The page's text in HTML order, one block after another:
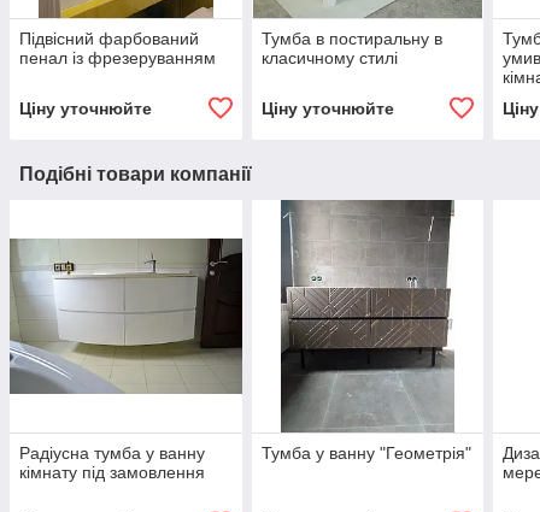
Підвісний фарбований
пенал із фрезеруванням
Ціну уточнюйте
Тумба в постиральну в
класичному стилі
Ціну уточнюйте
Подібні товари компанії
Радіусна тумба у ванну
кімнату під замовлення
Тумба у ванну "Геометрія"